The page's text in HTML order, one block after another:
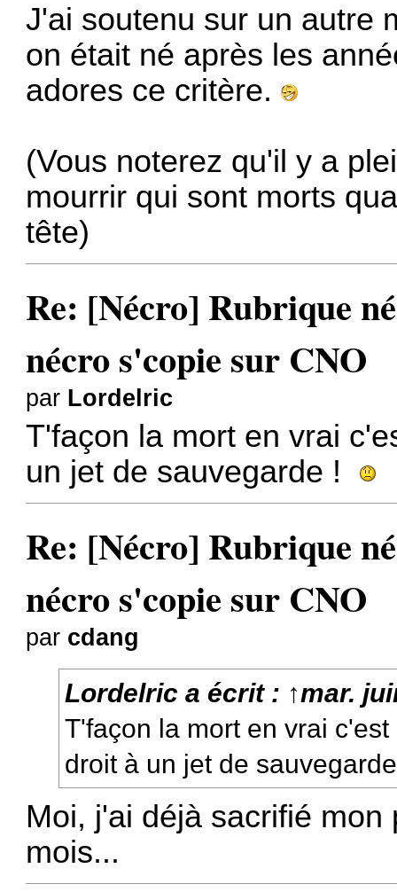
J'ai soutenu sur un autre
on était né après les
adores ce critère.
(Vous noterez qu'il y a
mourrir qui sont morts
tête)
Re: [Nécro] Rubrique
nécro s'copie sur CNO
par Lordelric
T'façon la mort en vrai
un jet de sauvegarde !
Re: [Nécro] Rubrique
nécro s'copie sur CNO
par cdang
Lordelric a écrit : ↑mar.
T'façon la mort en vrai
droit à un jet de
Moi, j'ai déjà sacrifié
mois...